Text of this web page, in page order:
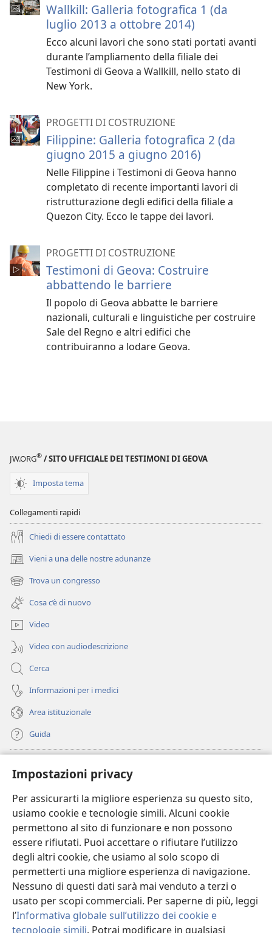
Impostazioni privacy
Per assicurarti la migliore esperienza su questo sito,
usiamo cookie e tecnologie simili. Alcuni cookie
permettono al sito di funzionare e non possono
essere rifiutati. Puoi accettare o rifiutare l’utilizzo
degli altri cookie, che usiamo al solo scopo di
permetterti una migliore esperienza di navigazione.
Nessuno di questi dati sarà mai venduto a terzi o
usato per scopi commerciali. Per saperne di più, leggi
l’Informativa globale sull’utilizzo dei cookie e
tecnologie simili. Potrai modificare in qualsiasi
Wallkill: Galleria fotografica 1 (da
luglio 2013 a ottobre 2014)
Ecco alcuni lavori che sono stati portati avanti
durante l’ampliamento della filiale dei
Testimoni di Geova a Wallkill, nello stato di
New York.
PROGETTI DI COSTRUZIONE
Filippine: Galleria fotografica 2 (da
giugno 2015 a giugno 2016)
Nelle Filippine i Testimoni di Geova hanno
completato di recente importanti lavori di
ristrutturazione degli edifici della filiale a
Quezon City. Ecco le tappe dei lavori.
PROGETTI DI COSTRUZIONE
Testimoni di Geova: Costruire
abbattendo le barriere
Il popolo di Geova abbatte le barriere
nazionali, culturali e linguistiche per costruire
Sale del Regno e altri edifici che
contribuiranno a lodare Geova.
JW.ORG® / SITO UFFICIALE DEI TESTIMONI DI GEOVA
Imposta tema
Collegamenti rapidi
Chiedi di essere contattato
Vieni a una delle nostre adunanze
(apre
una
nuova
finestra)
Trova un congresso
(apre
una
nuova
finestra)
Cosa c’è di nuovo
Video
Video con audiodescrizione
Cerca
Informazioni per i medici
Area istituzionale
Guida
(apre
una
nuova
finestra)
BIBLIOTECA ONLINE Watchtower
(apre
una
nuova
finestra)
JW Hub
(apre
una
nuova
finestra)
JW Library
Watchtower Library®